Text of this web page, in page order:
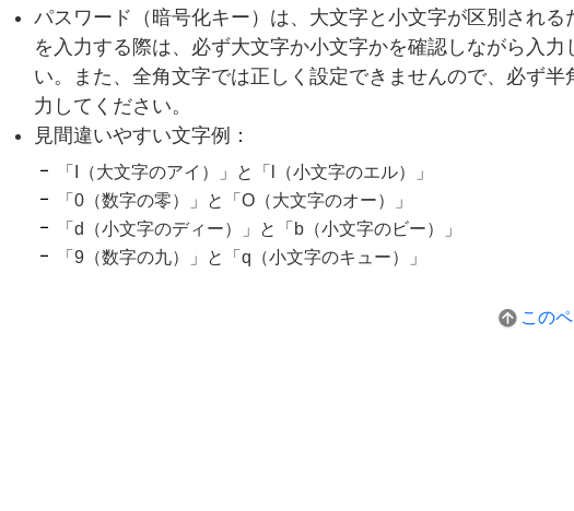
パスワード（暗号化キー）は、大文字と小文字が区別される
を入力する際は、必ず大文字か小文字かを確認しながら入力
い。また、全角文字では正しく設定できませんので、必ず半
力してください。
見間違いやすい文字例：
「I（大文字のアイ）」と「l（小文字のエル）」
「0（数字の零）」と「O（大文字のオー）」
「d（小文字のディー）」と「b（小文字のビー）」
「9（数字の九）」と「q（小文字のキュー）」
この